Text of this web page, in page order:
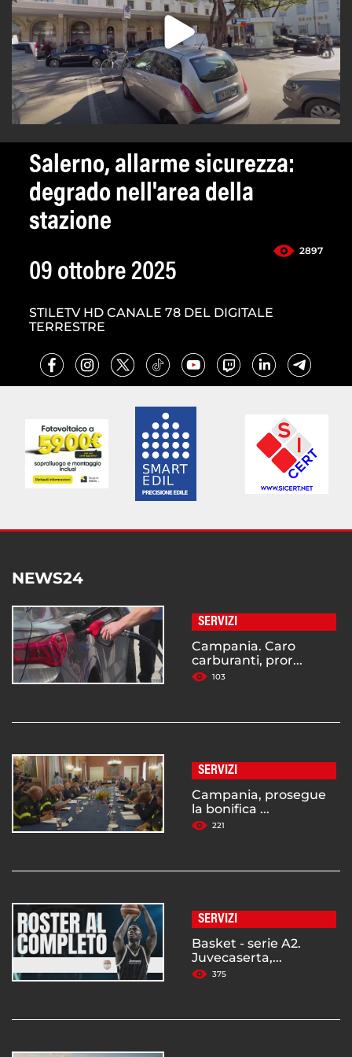
Salerno, allarme sicurezza:
degrado nell'area della
stazione
2897
09 ottobre 2025
STILETV HD CANALE 78 DEL DIGITALE
TERRESTRE
NEWS24
SERVIZI
Campania. Caro
carburanti, pror...
103
SERVIZI
Campania, prosegue
la bonifica ...
221
SERVIZI
Basket - serie A2.
Juvecaserta,...
375